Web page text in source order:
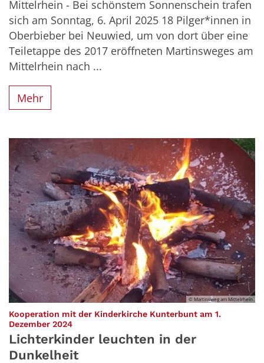
Mittelrhein - Bei schönstem Sonnenschein trafen
sich am Sonntag, 6. April 2025 18 Pilger*innen in
Oberbieber bei Neuwied, um von dort über eine
Teiletappe des 2017 eröffneten Martinsweges am
Mittelrhein nach ...
Mehr
© Martinsweg am Mittelrhein
Kooperation mit der Kinderkirche Kunterbunt am 1.
Dezember 2024:
Lichterkinder leuchten in der
Dunkelheit